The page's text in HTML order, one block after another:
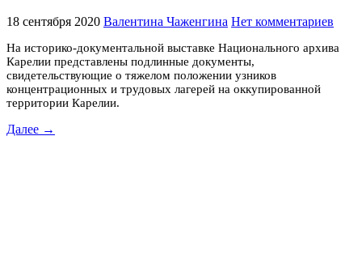
18 сентября 2020 Валентина Чаженгина Нет комментариев
На историко-документальной выставке Национального архива
Карелии представлены подлинные документы,
свидетельствующие о тяжелом положении узников
концентрационных и трудовых лагерей на оккупированной
территории Карелии.
Далее →